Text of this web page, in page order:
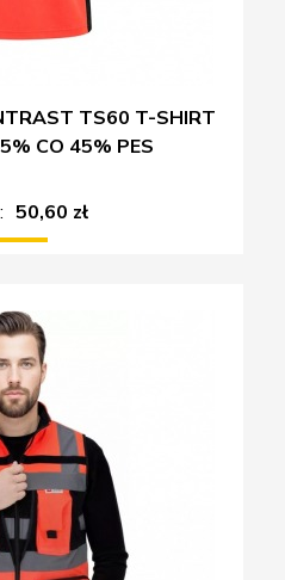
TS60 T-SHIRT
CO 45% PES
50,60 zł